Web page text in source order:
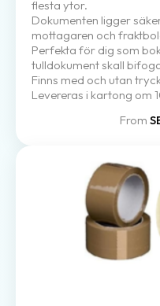
flesta ytor.
Dokumenten ligger
mottagaren och
Perfekta för dig som
tulldokument skall
Finns med och utan
Levereras i kartong om
From